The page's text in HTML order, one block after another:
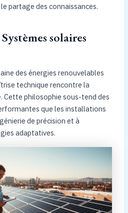
partage des connaissances.
solaires
des énergies renouvelables
technique rencontre la
philosophie sous-tend des
que les installations
de précision et à
adaptatives.